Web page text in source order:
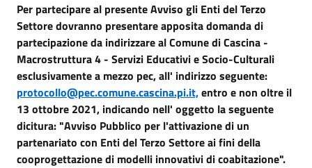
Per partecipare al presente Avviso gli Enti del Terzo
Settore dovranno presentare apposita domanda di
partecipazione da indirizzare al Comune di Cascina -
Macrostruttura 4 - Servizi Educativi e Socio-Culturali
esclusivamente a mezzo pec, all' indirizzo seguente:
protocollo@pec.comune.cascina.pi.it,entro e non oltre il
13 ottobre 2021, indicando nell' oggetto la seguente
dicitura: "Avviso Pubblico per l'attivazione di un
partenariato con Enti del Terzo Settore ai fini della
cooprogettazione di modelli innovativi di coabitazione".